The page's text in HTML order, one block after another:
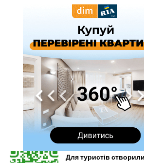
Для туристів створили